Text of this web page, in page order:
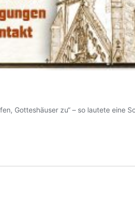
Gotteshäuser zu“ – so lautete eine